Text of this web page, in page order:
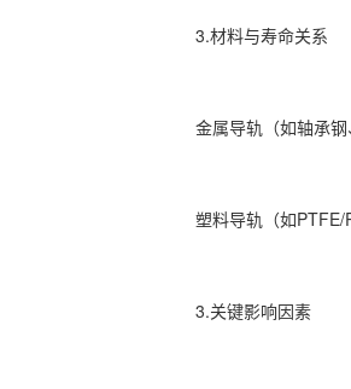
3.材料与寿命关系‌
金属导轨‌（如轴承钢
塑料导轨‌（如PTFE/
3.‌关键影响因素‌